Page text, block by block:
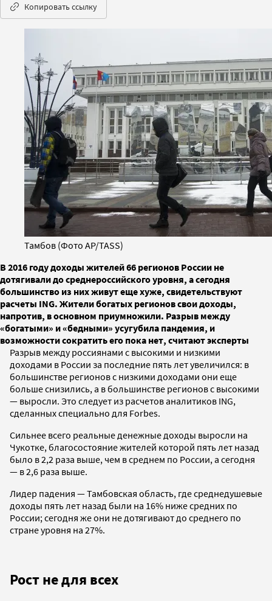
Копировать ссылку
Тамбов (Фото AP/TASS)
В 2016 году доходы жителей 66 регионов России не
дотягивали до среднероссийского уровня, а сегодня
большинство из них живут еще хуже, свидетельствуют
расчеты ING. Жители богатых регионов свои доходы,
напротив, в основном приумножили. Разрыв между
«богатыми» и «бедными» усугубила пандемия, и
возможности сократить его пока нет, считают эксперты
Разрыв между россиянами с высокими и низкими
доходами в России за последние пять лет увеличился: в
большинстве регионов с низкими доходами они еще
больше снизились, а в большинстве регионов с высокими
— выросли. Это следует из расчетов аналитиков ING,
сделанных специально для Forbes.
Сильнее всего реальные денежные доходы выросли на
Чукотке, благосостояние жителей которой пять лет назад
было в 2,2 раза выше, чем в среднем по России, а сегодня
— в 2,6 раза выше.
Лидер падения — Тамбовская область, где среднедушевые
доходы пять лет назад были на 16% ниже средних по
России; сегодня же они не дотягивают до среднего по
стране уровня на 27%.
Рост не для всех